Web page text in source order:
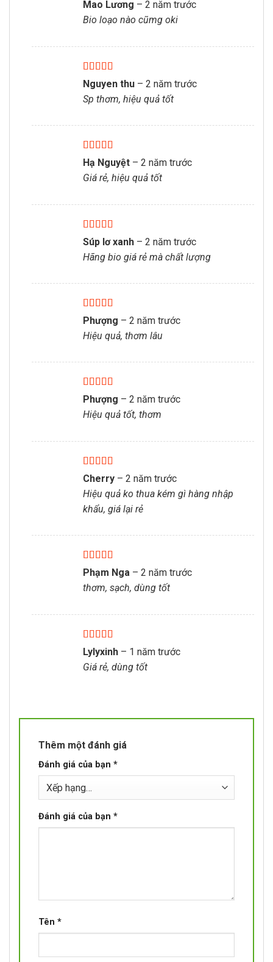
5 sao
Mao Lương – 2 năm trước
Bio loạo nào cũmg oki
Được xếp
hạng55 sao
Nguyen thu – 2 năm trước
Sp thơm, hiệu quả tốt
Được xếp
hạng55 sao
Hạ Nguyệt – 2 năm trước
Giá rẻ, hiệu quả tốt
Được xếp
hạng55 sao
Súp lơ xanh – 2 năm trước
Hãng bio giá rẻ mà chất lượng
Được xếp
hạng55 sao
Phượng – 2 năm trước
Hiệu quả, thơm lâu
Được xếp
hạng55 sao
Phượng – 2 năm trước
Hiệu quả tốt, thơm
Được xếp
hạng 5 5 sao
Cherry – 2 năm trước
Hiệu quả ko thua kém gì hàng nhập
khẩu, giá lại rẻ
Được xếp
hạng5 5 sao
Phạm Nga – 2 năm trước
thơm, sạch, dùng tốt
Được xếp
hạng55 sao
Lylyxinh – 1 năm trước
Giá rẻ, dùng tốt
Thêm một đánh giá
Đánh giá của bạn *
Đánh giá của bạn *
Tên *